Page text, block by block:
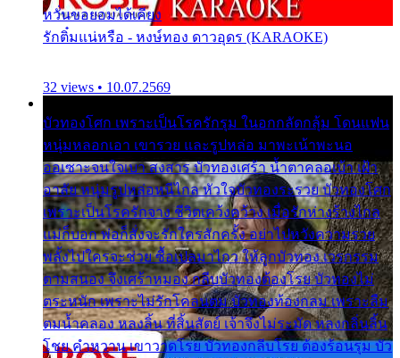
หวั่นขอยอมได้เคียง
รักติ๋มแน่หรือ - หงษ์ทอง ดาวอุดร (KARAOKE)
32 views • 10.07.2569
บัวทองโศก เพราะเป็นโรครักรุม ในอกกลัดกลุ้ม โดนแฟน
หนุ่มหลอกเอา เขารวย และรูปหล่อ มาพะเน้าพะนอ
ออเซาะจนใจเบา สงสาร บัวทองเศร้า น้ำตาคลอเบ้า เฝ้า
อาลัย หนุ่มรูปหล่อหนีไกล หัวใจบัวทองระรวย บัวทองโศก
เพราะเป็นโรครักจาง ชีวิตเคว้งคว้าง เมื่อรักห่างร้างไกล
แม่ก็บอก พ่อก็สั่งจะรักใครสักครั้ง อย่าไปหวังความรวย
พลั้งไปใครจะช่วย ซื้อเปลมาไกว ให้ลูกบัวทอง เวรกรรม
ตามสนอง จึงเศร้าหมอง กลีบบัวทองต้องโรย บัวทองไม่
ตระหนัก เพราะไม่รักโคลนตม บัวทองท้องกลม เพราะลืม
ตมน้ำคลอง หลงลิ้น ที่สิ้นสัตย์ เจ้าจึงไม่ระมัด หลงกลิ่นลิ้น
โชย คำหวาน เขาวาดโรย บัวทองกลีบโรย ต้องร้อนรุม บัว